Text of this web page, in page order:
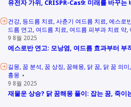
유전자 가위, CRISPR-Cas9: 미래를 바꾸는
건강 등드름 치료 사춘기 여드름 치료 에스로
드름 연고 여드름 치료 여드름 피부과 치료 약
9 8월 2025
에스로반 연고: 모낭염, 여드름 효과부터 부
길몽 꿈 분석 꿈 상징 꿈해몽 닭 꿈 닭 꿈 의미
흉몽
9 8월 2025
재물운 상승? 닭 꿈해몽 풀이: 잡는 꿈, 죽이